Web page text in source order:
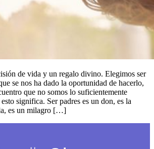
de vida y un regalo divino. Elegimos ser
se nos ha dado la oportunidad de hacerlo,
que no somos lo suficientemente
significa. Ser padres es un don, es la
es un milagro […]